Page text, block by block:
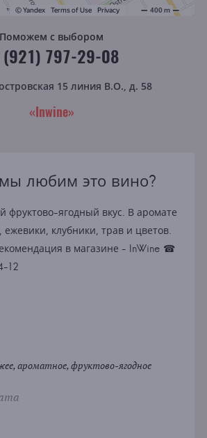
Поможем с выбором
(921) 797-29-08
15 линия В.О., д. 58
«Inwine»
любим это вино?
фруктово-ягодный вкус. В аромате
клубники, трав и цветов.
в магазине - InWine ☎
12
ароматное, фруктово-ягодное